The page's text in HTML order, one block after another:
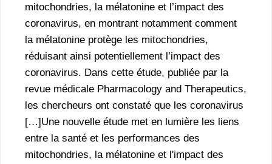
mitochondries, la mélatonine et l’impact des
coronavirus, en montrant notamment comment
la mélatonine protège les mitochondries,
réduisant ainsi potentiellement l’impact des
coronavirus. Dans cette étude, publiée par la
revue médicale Pharmacology and Therapeutics,
les chercheurs ont constaté que les coronavirus
[…]Une nouvelle étude met en lumière les liens
entre la santé et les performances des
mitochondries, la mélatonine et l'impact des